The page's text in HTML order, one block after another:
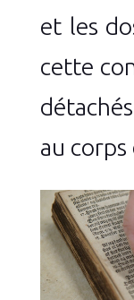
et les
cette
au corps